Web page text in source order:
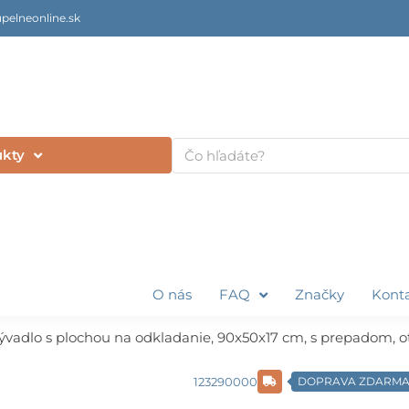
Vyhľadať
O nás FAQ Značky
s plochou na odkladanie, 90x50x17 cm, s prepadom,
123290000 DOPRAVA ZDARMA